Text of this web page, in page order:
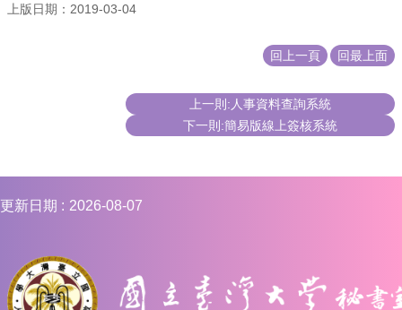
上版日期：2019-03-04
回上一頁 回最上面
上一則:人事資料查詢系統
下一則:簡易版線上簽核系統
更新日期 2026-08-07